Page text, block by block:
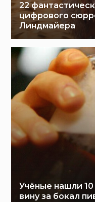
22
цифрового
Линдмайера
Учёные нашли 10
вину за бокал